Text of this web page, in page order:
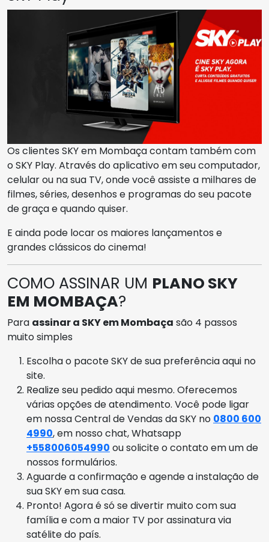
Os clientes SKY em Mombaça contam também com
o SKY Play. Através do aplicativo em seu computador,
celular ou na sua TV, onde você assiste a milhares de
filmes, séries, desenhos e programas do seu pacote
de graça e quando quiser.
E ainda pode locar os maiores lançamentos e
grandes clássicos do cinema!
COMO ASSINAR UM PLANO SKY
EM MOMBAÇA?
Para assinar a SKY em Mombaça são 4 passos
muito simples
Escolha o pacote SKY de sua preferência aqui no
site.
Realize seu pedido aqui mesmo. Oferecemos
várias opções de atendimento. Você pode ligar
em nossa Central de Vendas da SKY no 0800 600
4990, em nosso chat, Whatsapp
+558006054990 ou solicite o contato em um de
nossos formulários.
Aguarde a confirmação e agende a instalação de
sua SKY em sua casa.
Pronto! Agora é só se divertir muito com sua
família e com a maior TV por assinatura via
satélite do país.